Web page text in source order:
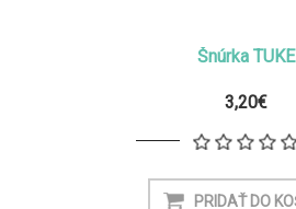
Šnúrka TUKE
3,20€